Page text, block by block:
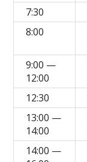
7:30
8:00
9:00 —
12:00
12:30
13:00 —
14:00
14:00 —